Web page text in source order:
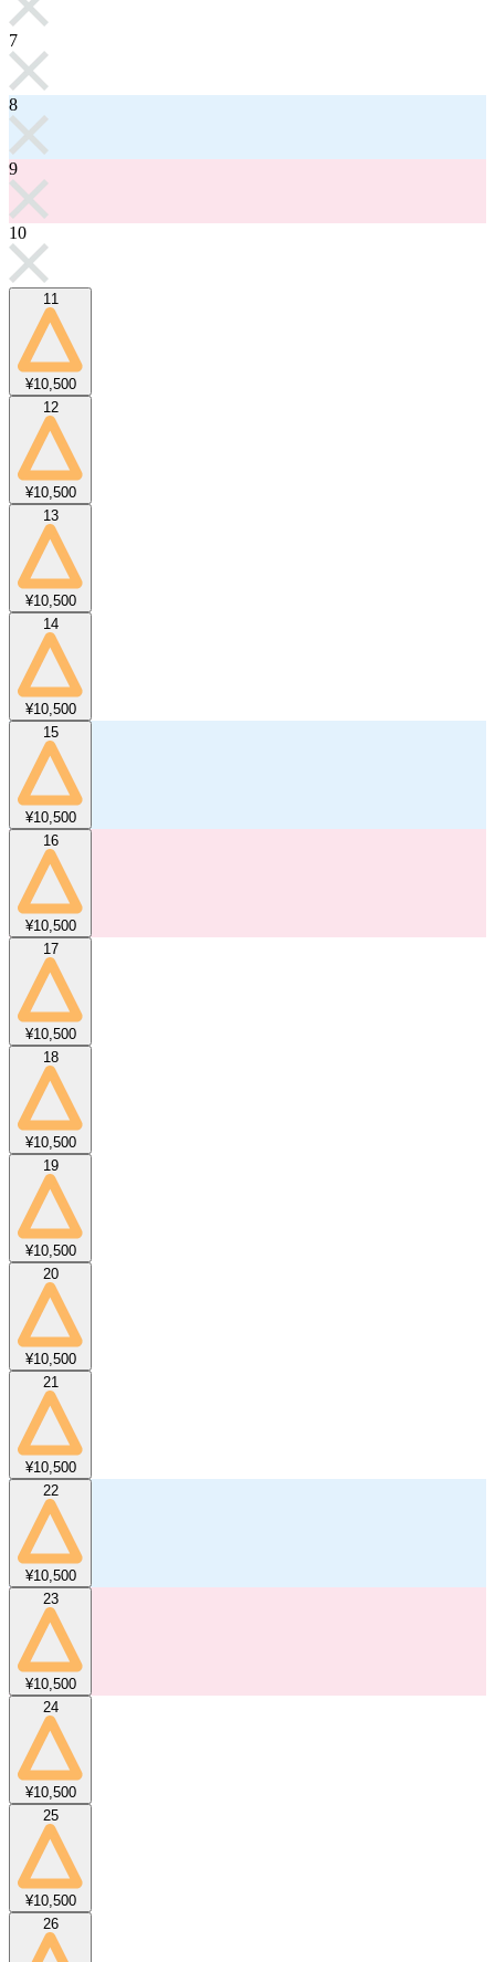
7
8
9
10
11
¥10,500
12
¥10,500
13
¥10,500
14
¥10,500
15
¥10,500
16
¥10,500
17
¥10,500
18
¥10,500
19
¥10,500
20
¥10,500
21
¥10,500
22
¥10,500
23
¥10,500
24
¥10,500
25
¥10,500
26